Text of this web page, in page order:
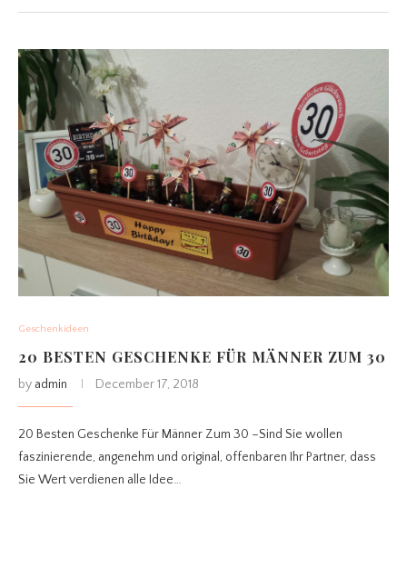
Geschenkideen
20 BESTEN GESCHENKE FÜR MÄNNER ZUM 30
by admin December 17, 2018
20 Besten Geschenke Für Männer Zum 30 –Sind Sie wollen
faszinierende, angenehm und original, offenbaren Ihr Partner, dass
Sie Wert verdienen alle Idee…